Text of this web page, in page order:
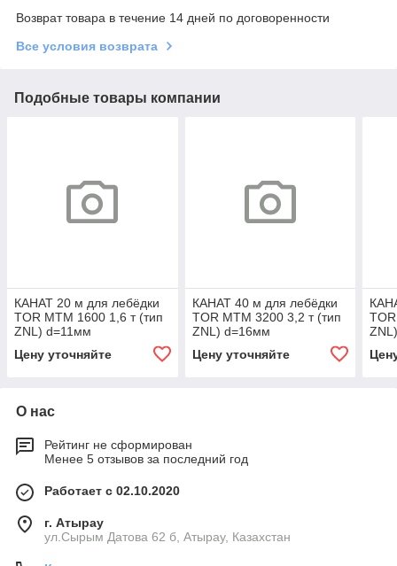
Возврат товара в течение 14 дней по договоренности
Все условия возврата
Подобные товары компании
КАНАТ 20 м для лебёдки
TOR МТМ 1600 1,6 т (тип
ZNL) d=11мм
Цену уточняйте
КАНАТ 40 м для лебёдки
TOR МТМ 3200 3,2 т (тип
ZNL) d=16мм
Цену уточняйте
О нас
Рейтинг не сформирован
Менее 5 отзывов за последний год
Работает с 02.10.2020
г. Атырау
ул.Сырым Датова 62 б, Атырау, Казахстан